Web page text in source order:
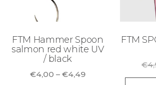
FTM Hammer Spoon
salmon red white UV
/ black
€4,00 – €4,49Preisspanne:
FTM
€